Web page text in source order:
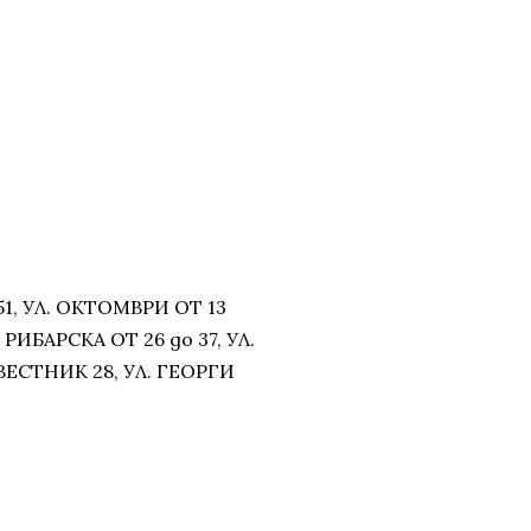
УЛ. ОКТОМВРИ ОТ 13
ОТ 26 до 37, УЛ.
28, УЛ. ГЕОРГИ